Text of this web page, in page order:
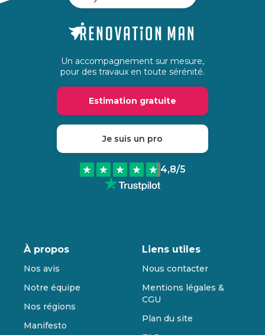
Un accompagnement sur mesure,
pour des travaux en toute sérénité.
Estimation gratuite
Je suis un pro
4,8/5
À propos
Nos avis
Notre équipe
Nos régions
Manifesto
Liens utiles
Nous contacter
Mentions légales &
CGU
Plan du site